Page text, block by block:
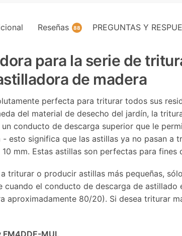
Reseñas 88 PREGUNTAS Y
para la serie de
de madera
perfecta para triturar todos sus
del material de desecho del jardín, la
conducto de descarga superior que le
esto significa que las astillas ya no pasan a
mm. Estas astillas son perfectas para fines
triturar o producir astillas más pequeñas,
cuando el conducto de descarga de
aproximadamente 80/20). Si desea triturar
MUL